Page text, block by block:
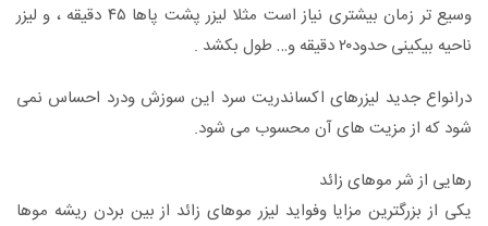
وسیع تر زمان بیشتری نیاز است مثلا لیزر پشت پاها ۴۵ دقیقه ، و لیزر
ناحیه بیکینی حدود۲۰ دقیقه و… طول بکشد .
درانواع جدید لیزرهای اکساندریت سرد این سوزش ودرد احساس نمی
شود که از مزیت های آن محسوب می شود.
رهایی از شر موهای زائد
یکی از بزرگترین مزایا وفواید لیزر موهای زائد از بین بردن ریشه موها